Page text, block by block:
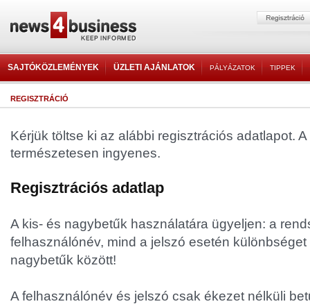
SAJTÓKÖZLEMÉNYEK ÜZLETI AJÁNLATOK PÁLYÁZATOK TIPPEK
REGISZTRÁCIÓ
Kérjük töltse ki az alábbi regisztrációs adatlapot.
természetesen ingyenes.
Regisztrációs adatlap
A kis- és nagybetűk használatára ügyeljen: a
felhasználónév, mind a jelszó esetén
nagybetűk között!
A felhasználónév és jelszó csak ékezet nélküli